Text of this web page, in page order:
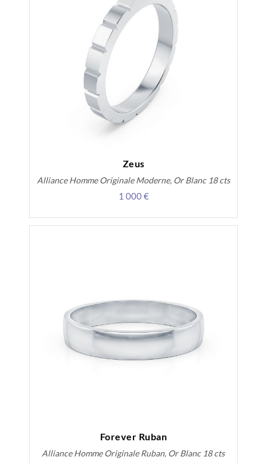
Zeus
Alliance Homme Originale Moderne, Or Blanc 18 cts
1 000 €
Forever Ruban
Alliance Homme Originale Ruban, Or Blanc 18 cts